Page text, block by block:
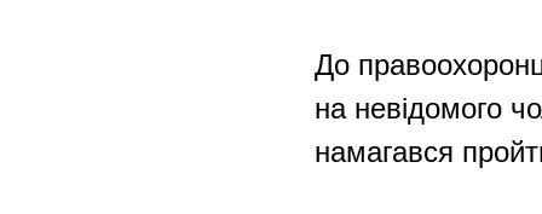
До
на невідомого
намагався